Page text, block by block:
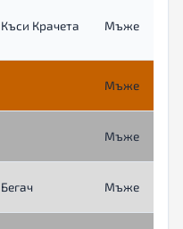
Къси Крачета Mъже
Mъже
Mъже
Бегач Mъже